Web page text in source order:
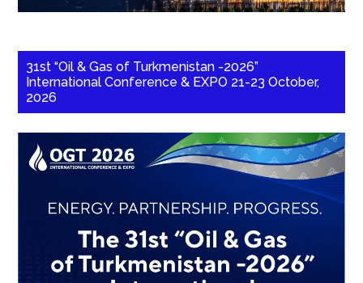
31st “Oil & Gas of Turkmenistan -2026”
International Conference & EXPO 21-23 October,
2026